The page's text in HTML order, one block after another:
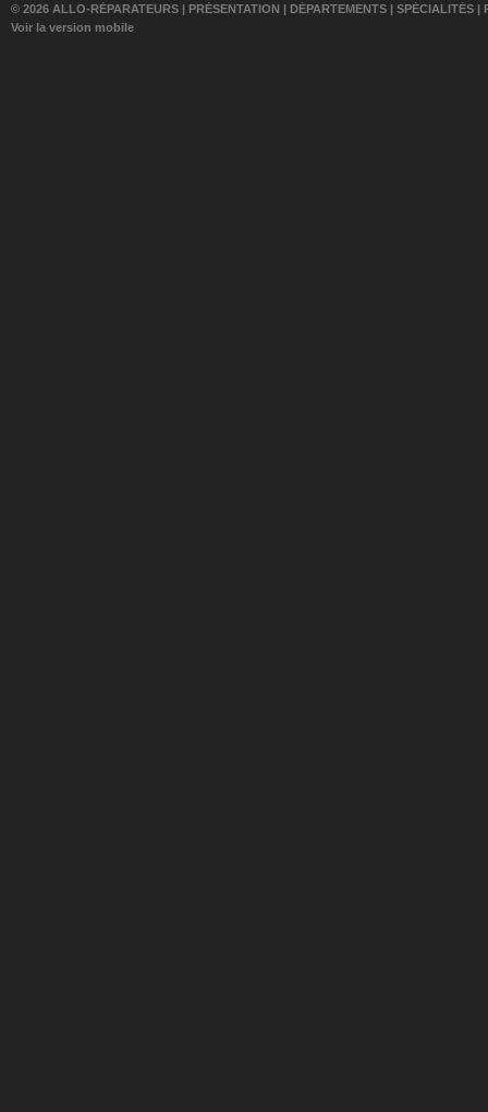
© 2026 ALLO-RÉPARATEURS | PRÉSENTATION | DÉPARTEMENTS | SPÉCIALITÉS |
Voir la version mobile